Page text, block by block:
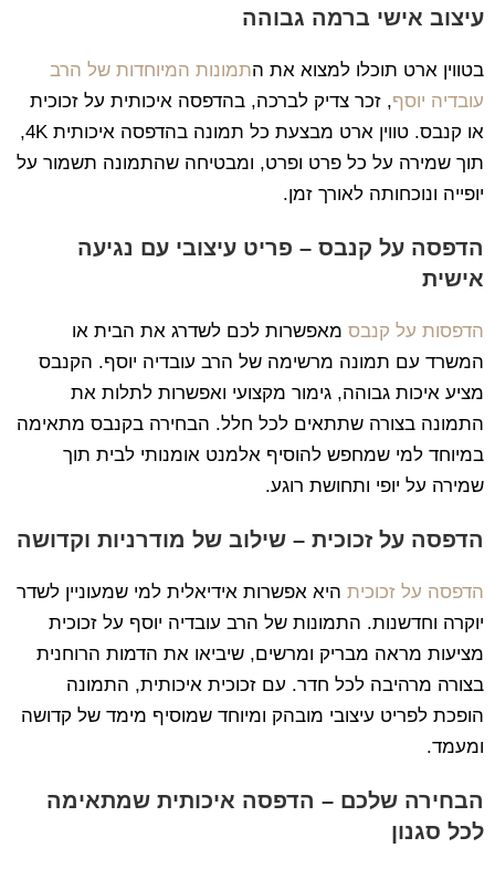
עיצוב אישי ברמה גבוהה
בטווין ארט תוכלו למצוא את התמונות המיוחדות של הרב
עובדיה יוסף, זכר צדיק לברכה, בהדפסה איכותית על זכוכית
או קנבס. טווין ארט מבצעת כל תמונה בהדפסה איכותית 4K,
תוך שמירה על כל פרט ופרט, ומבטיחה שהתמונה תשמור על
יופייה ונוכחותה לאורך זמן.
הדפסה על קנבס – פריט עיצובי עם נגיעה
אישית
הדפסות על קנבס מאפשרות לכם לשדרג את הבית או
המשרד עם תמונה מרשימה של הרב עובדיה יוסף. הקנבס
מציע איכות גבוהה, גימור מקצועי ואפשרות לתלות את
התמונה בצורה שתתאים לכל חלל. הבחירה בקנבס מתאימה
במיוחד למי שמחפש להוסיף אלמנט אומנותי לבית תוך
שמירה על יופי ותחושת רוגע.
הדפסה על זכוכית – שילוב של מודרניות וקדושה
הדפסה על זכוכית היא אפשרות אידיאלית למי שמעוניין לשדר
יוקרה וחדשנות. התמונות של הרב עובדיה יוסף על זכוכית
מציעות מראה מבריק ומרשים, שיביאו את הדמות הרוחנית
בצורה מרהיבה לכל חדר. עם זכוכית איכותית, התמונה
הופכת לפריט עיצובי מובהק ומיוחד שמוסיף מימד של קדושה
ומעמד.
הבחירה שלכם – הדפסה איכותית שמתאימה
לכל סגנון